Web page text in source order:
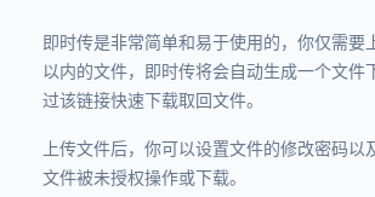
即时传是非常简单和易于使用的，你仅需要
以内的文件，即时传将会自动生成一个文件
过该链接快速下载取回文件。
上传文件后，你可以设置文件的修改密码以
文件被未授权操作或下载。